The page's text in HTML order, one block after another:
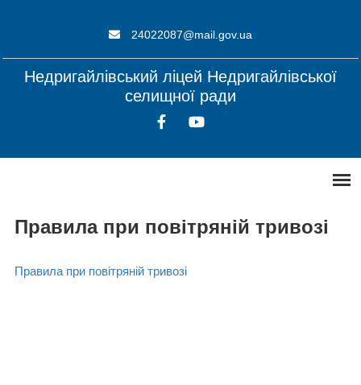
24022087@mail.gov.ua
Недригайлівський ліцей Недригайлівської
селищної ради
Правила при повітряній тривозі
Правила при повітряній тривозі